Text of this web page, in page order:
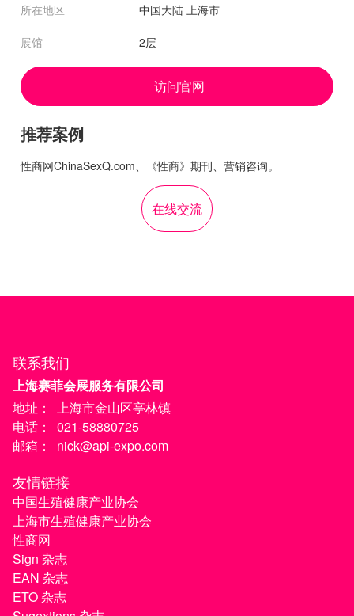
所在地区 中国大陆 上海市
展馆 2层
访问官网
推荐案例
性商网ChinaSexQ.com、《性商》期刊、营销咨询。
在线交流
联系我们
上海赛菲会展服务有限公司
地址：
上海市金山区亭林镇
电话：
021-58880725
邮箱：
nick@api-expo.com
友情链接
中国生殖健康产业协会
上海市生殖健康产业协会
性商网
Sign 杂志
EAN 杂志
ETO 杂志